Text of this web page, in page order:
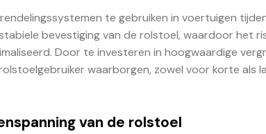
te gebruiken in voertuigen
bevestiging van de rolstoel, waardoor het
Door te investeren in hoogwaardige
waarborgen, zowel voor korte als
van de rolstoel